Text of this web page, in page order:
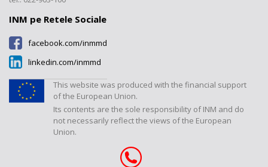
Laboratorul „Mărimi termice și
umiditate”
Laboratorul „Mărimi
dimensionale”
Laboratorul „Debite și volume”
Laboratorul „Mărimi fizico-
chimice”
Laboratorul "Presiuni și forțe"
INM pe Retele Sociale
facebook.com/inmmd
linkedin.com/inmmd
This website was produced with the financial support
of the European Union.
Its contents are the sole responsibility of INM and do
not necessarily reflect the views of the European
Union.